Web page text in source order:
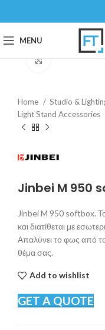
MENU
Home Studio &
Light Stand Accessories
Jinbei M 950
Jinbei M 950 softbox.
και διατίθεται με
Απαλύνει το φως από το
θέμα σας.
Add to wishlist
GET A QUOTE